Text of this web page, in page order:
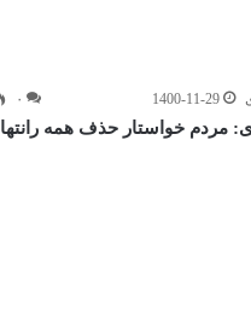
1400-11-29 ۰
مردم خواستار حذف همه رانتها